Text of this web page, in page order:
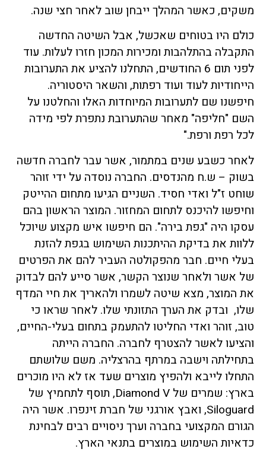
משקים, כאשר המהלך ייבחן שוב לאחר חצי שנה.
כולם היו בטוחים שאכשל, אבל השיטה החדשה
התקבלה בהתלהבות ומכירות המכון חזרו לעלות. עוד
לפני תום 6 החודשים, התחלנו להציע את התערובות
הייחודיות לעוד ועוד רפתות, והשאר היסטוריה.
חיפשנו שם לתערובות המיוחדות האלו והחלטנו על
השם "חליפה" מאחר שהתערובת נתפרת לפי מידה
לכל רפת ורפת."
לאחר כשבע שנים במתמור, אשר עבר לחברה חדשה
בשוק – ש.ח מהנדסים. החברה נוסדה על ידי זוהר
שוחט ז"ל ואדי חסיד. השניים הגיעו מתחום ההייטק
וחיפשו להיכנס לתחום המחזור. המוצר הראשון בהם
עסקו היה "גפת בירה". הם חיפשו איש מקצוע שיוכל
ללוות את בדיקת ההיתכנות השימוש בגפת להזנת
בעלי חיים. חבר מהפקולטה העביר להם את הפרטים
של אשר ולאחר שנוצר הקשר, אשר סייע להם לבדוק
את המוצר, מצא שיטה לשמרו ולהאריך את חיי המדף
שלו, ובדק את הערך התזונתי שלו. לאחר שראו כי
טוב, זוהר ואדי החליטו להתעמק בתחום בעלי-החיים,
והציעו לאשר להצטרף לחברה. החברה הייתה
בתחילתה וישבה במרתף בהרצליה. משם שלושתם
התחלו לייבא ולהפיץ מוצרים שעד אז לא היו מוכרים
בארץ: שמרים של Diamond V, תוסף לתחמיץ של
Siloguard, ואבץ אורגני של חברת זינפרו. אשר היה
הגורם המקצועי בחברה וערך ניסויים רבים לבחינת
כדאיות השימוש במוצרים בתנאי הארץ.